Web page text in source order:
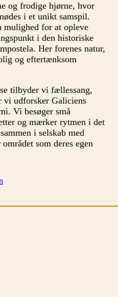
og frodige hjørne, hvor
i et unikt samspil.
mulighed for at opleve
i den historiske
Her forenes natur,
og eftertænksom
tilbyder vi fællessang,
vi udforsker Galiciens
Vi besøger små
og mærker rytmen i det
i selskab med
som deres egen